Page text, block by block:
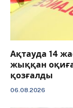
Ақтауда 14
жыққан
қозғалды
06.08.2026